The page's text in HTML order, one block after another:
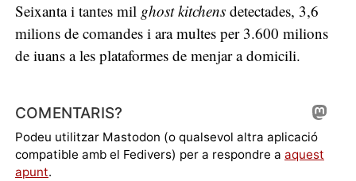
Seixanta i tantes mil ghost kitchens detectades, 3,6
milions de comandes i ara multes per 3.600 milions
de iuans a les plataformes de menjar a domicili.
COMENTARIS?
Podeu utilitzar Mastodon (o qualsevol altra aplicació
compatible amb el Fedivers) per a respondre a aquest
apunt.